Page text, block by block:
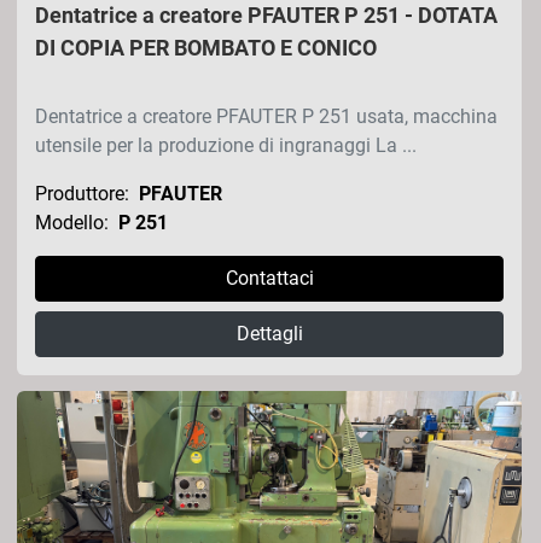
Dentatrice a creatore PFAUTER P 251 - DOTATA
DI COPIA PER BOMBATO E CONICO
Dentatrice a creatore PFAUTER P 251 usata, macchina
utensile per la produzione di ingranaggi La ...
Produttore: PFAUTER
Modello: P 251
Contattaci
Dettagli